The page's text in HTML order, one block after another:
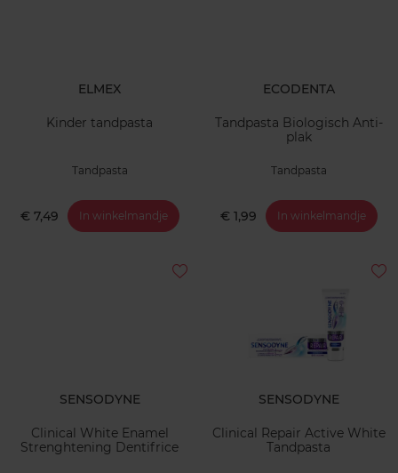
ELMEX
Kinder tandpasta
Tandpasta
€ 7,49 In winkelmandje
ECODENTA
Tandpasta Biologisch Anti-
plak
Tandpasta
€ 1,99 In winkelmandje
SENSODYNE
Clinical White Enamel
Strenghtening Dentifrice
SENSODYNE
Clinical Repair Active White
Tandpasta